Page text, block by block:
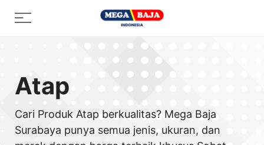
Menu
Atap
Cari Produk Atap berkualitas? Mega Baja
Surabaya punya semua jenis, ukuran, dan